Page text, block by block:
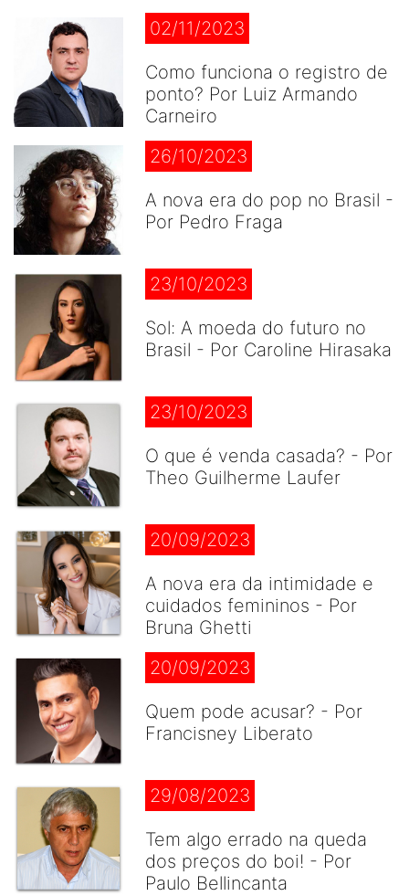
02/11/2023
Como funciona o registro de
ponto? Por Luiz Armando
Carneiro
26/10/2023
A nova era do pop no Brasil -
Por Pedro Fraga
23/10/2023
Sol: A moeda do futuro no
Brasil - Por Caroline Hirasaka
23/10/2023
O que é venda casada? - Por
Theo Guilherme Laufer
20/09/2023
A nova era da intimidade e
cuidados femininos - Por
Bruna Ghetti
20/09/2023
Quem pode acusar? - Por
Francisney Liberato
29/08/2023
Tem algo errado na queda
dos preços do boi! - Por
Paulo Bellincanta